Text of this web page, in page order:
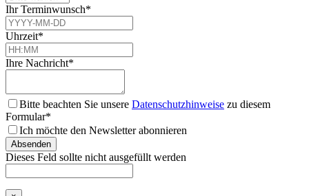
Ihr Terminwunsch*
Uhrzeit*
Ihre Nachricht*
Bitte beachten Sie unsere Datenschutzhinweise zu diesem
Formular*
Ich möchte den Newsletter abonnieren
Absenden
Dieses Feld sollte nicht ausgefüllt werden